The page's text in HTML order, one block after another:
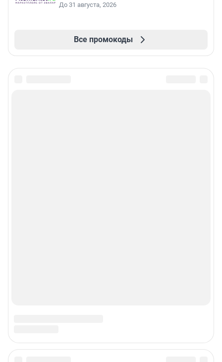
До 31 августа, 2026
Все промокоды